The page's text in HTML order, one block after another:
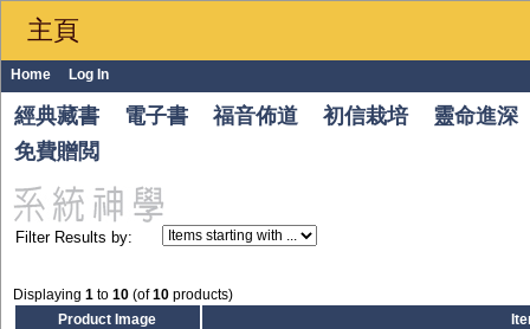
主頁
Home Log In
經典藏書 電子書 福音佈道 初信栽培
靈命進深
免費贈閲
Filter Results by:
Displaying 1to 10(of10products)
Product Image